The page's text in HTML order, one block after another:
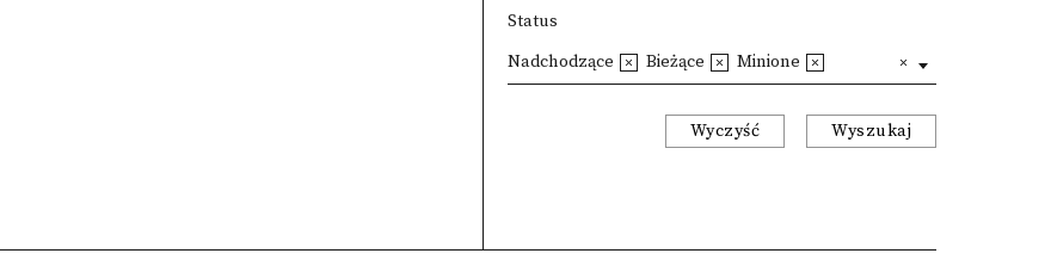
Status
Nadchodzące Bieżące Minione
Wyczyść Wyszukaj